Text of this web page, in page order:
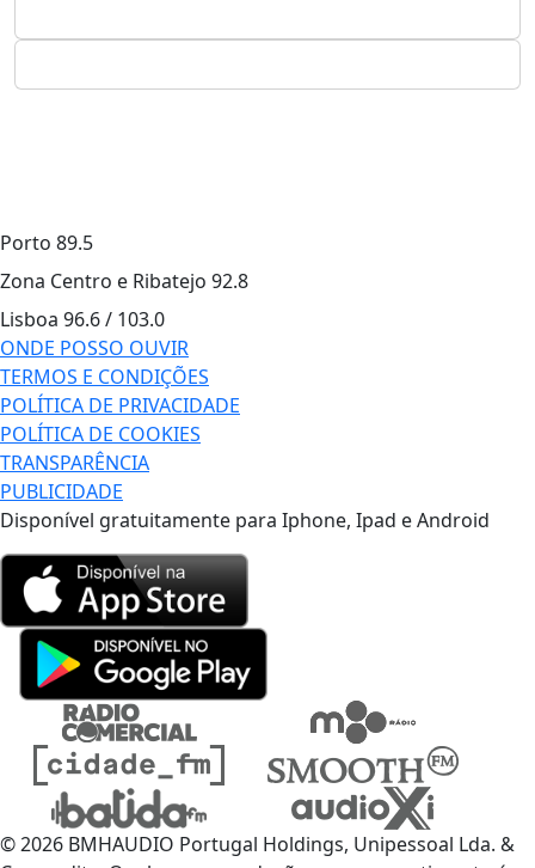
Porto 89.5
Zona Centro e Ribatejo 92.8
Lisboa 96.6 / 103.0
ONDE POSSO OUVIR
TERMOS E CONDIÇÕES
POLÍTICA DE PRIVACIDADE
POLÍTICA DE COOKIES
TRANSPARÊNCIA
PUBLICIDADE
Disponível gratuitamente para Iphone, Ipad e Android
© 2026 BMHAUDIO Portugal Holdings, Unipessoal Lda. &